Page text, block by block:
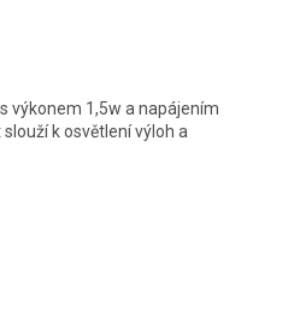
výkonem 1,5w a napájením
slouží k osvětlení výloh a